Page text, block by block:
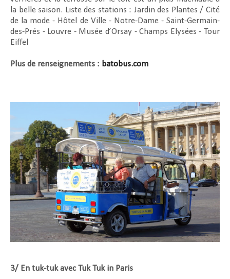
la belle saison. Liste des stations : Jardin des Plantes / Cité
de la mode - Hôtel de Ville - Notre-Dame - Saint-Germain-
des-Prés - Louvre - Musée d’Orsay - Champs Elysées - Tour
Eiffel
Plus de renseignements : batobus.com
3/ En tuk-tuk avec Tuk Tuk in Paris